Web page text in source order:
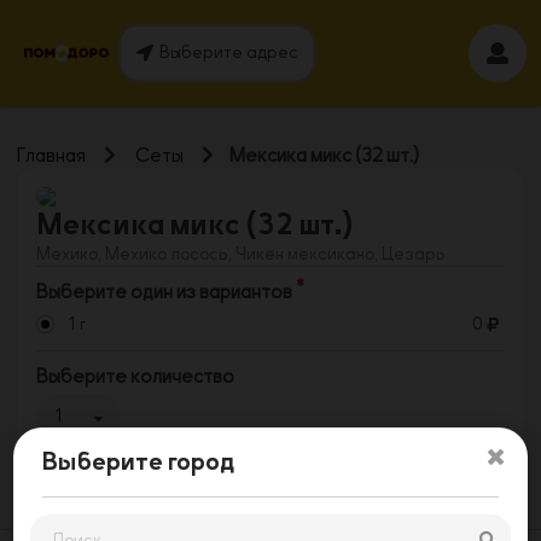
Выберите адрес
Главная Сеты Мексика микс (32 шт.)
Мексика микс (32 шт.)
Выберите один из вариантов
1 г 0
Выберите количество
1
Выберите город